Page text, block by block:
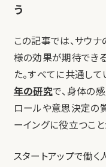
う
この記事では、サウ
様の効果が期待でき
た。すべてに共通して
年の研究で、身体の
ロールや意思決定の
ーイングに役立つこと
スタートアップで働く